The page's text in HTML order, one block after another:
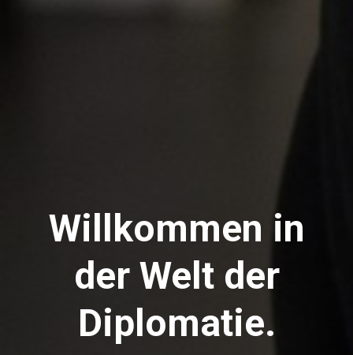
Willkommen in
der Welt der
Diplomatie.